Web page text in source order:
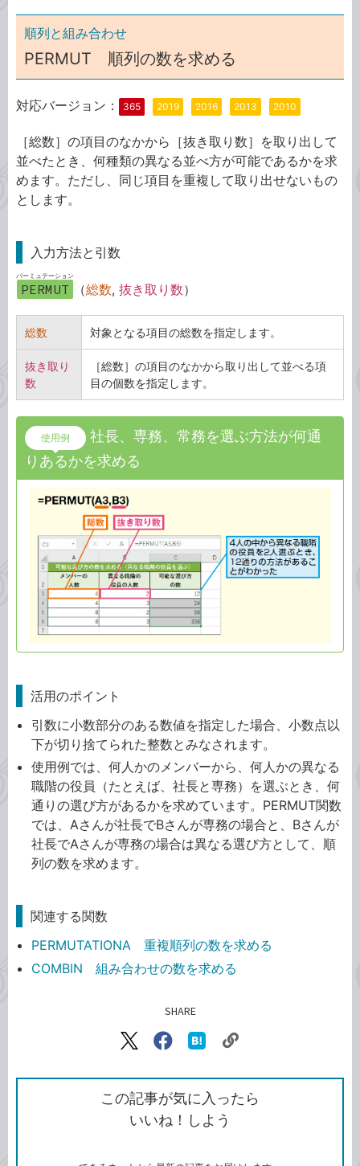
順列と組み合わせ
PERMUT 順列の数を求める
対応バージョン： 365 2019 2016 2013 2010
［総数］の項目のなかから［抜き取り数］を取り出して
並べたとき、何種類の異なる並べ方が可能であるかを求
めます。ただし、同じ項目を重複して取り出せないもの
とします。
入力方法と引数
PERMUT
パーミュテーション
（総数, 抜き取り数）
総数 対象となる項目の総数を指定します。
抜き取り
数
［総数］の項目のなかから取り出して並べる項
目の個数を指定します。
使用例
社長、専務、常務を選ぶ方法が何通
りあるかを求める
活用のポイント
引数に小数部分のある数値を指定した場合、小数点以
下が切り捨てられた整数とみなされます。
使用例では、何人かのメンバーから、何人かの異なる
職階の役員（たとえば、社長と専務）を選ぶとき、何
通りの選び方があるかを求めています。PERMUT関数
では、Aさんが社長でBさんが専務の場合と、Bさんが
社長でAさんが専務の場合は異なる選び方として、順
列の数を求めます。
関連する関数
PERMUTATIONA 重複順列の数を求める
COMBIN 組み合わせの数を求める
SHARE
X（旧
で
シ
ェ
ア
Facebook
シ
ェ
ア
な
ブ
ッ
ク
ク
ク
を
コ
この記事が気に入ったら
いいね！しよう